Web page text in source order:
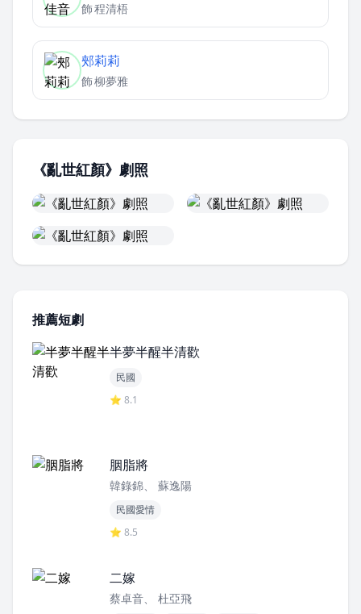
飾程清梧
郟莉莉
飾柳夢雅
《亂世紅顏》劇照
推薦短劇
半夢半醒半清歡
民國
⭐ 8.1
胭脂將
韓錄錦、 蘇逸陽
民國愛情
⭐ 8.5
二嫁
蔡卓音、 杜亞飛